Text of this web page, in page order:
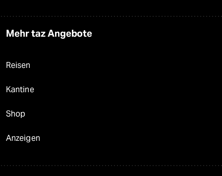
Mehr taz Angebote
Reisen
Kantine
Shop
Anzeigen